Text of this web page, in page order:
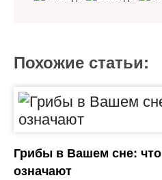
Похожие статьи:
Грибы в Вашем сне: что
означают